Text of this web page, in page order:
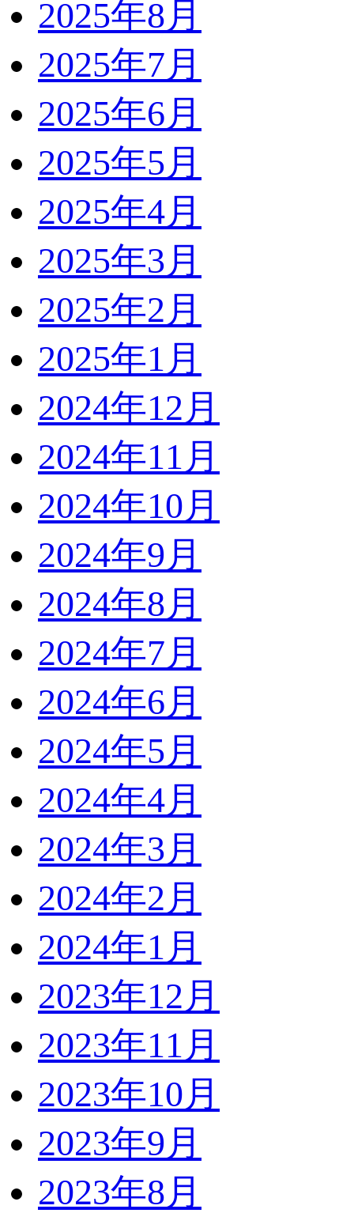
2025年8月
2025年7月
2025年6月
2025年5月
2025年4月
2025年3月
2025年2月
2025年1月
2024年12月
2024年11月
2024年10月
2024年9月
2024年8月
2024年7月
2024年6月
2024年5月
2024年4月
2024年3月
2024年2月
2024年1月
2023年12月
2023年11月
2023年10月
2023年9月
2023年8月